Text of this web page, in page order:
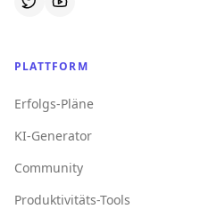
PLATTFORM
Erfolgs-Pläne
KI-Generator
Community
Produktivitäts-Tools